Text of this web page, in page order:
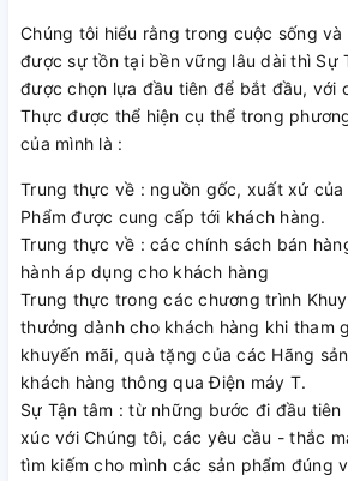
Chúng tôi hiểu rằng trong cuộc sống
được sự tồn tại bền vững lâu dài thì Sự
được chọn lựa đầu tiên để bắt đầu, với
Thực được thể hiện cụ thể trong
của mình là :
Trung thực về : nguồn gốc, xuất xứ
Phẩm được cung cấp tới khách hàng.
Trung thực về : các chính sách bán
hành áp dụng cho khách hàng
Trung thực trong các chương trình
thưởng dành cho khách hàng khi tham
khuyến mãi, quà tặng của các Hãng
khách hàng thông qua Điện máy T.
Sự Tận tâm : từ những bước đi đầu tiên
xúc với Chúng tôi, các yêu cầu - thắc
tìm kiếm cho mình các sản phẩm đúng